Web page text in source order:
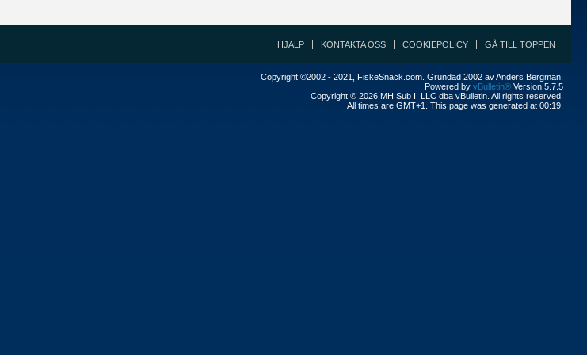
HJÄLP KONTAKTA OSS COOKIEPOLICY GÅ TILL TOPPEN
Copyright ©2002 - 2021, FiskeSnack.com. Grundad 2002 av Anders Bergman.
Powered by vBulletin® Version 5.7.5
Copyright © 2026 MH Sub I, LLC dba vBulletin. All rights reserved.
All times are GMT+1. This page was generated at 00:19.